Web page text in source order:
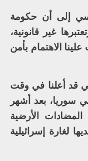
إلى أن حكومة
غير قانونية،
الاهتمام بأمن
قد أعلنا في وقت
سوريا، بعد أشهر
الأرضية
لغارة إسرائيلية